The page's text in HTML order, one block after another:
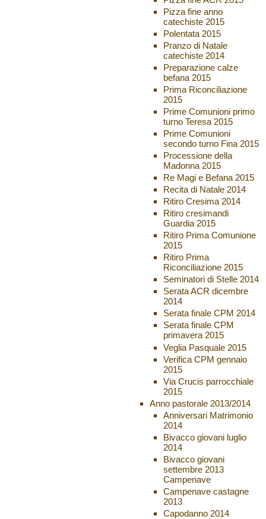
Pizza fine anno
catechiste 2015
Polentata 2015
Pranzo di Natale
catechiste 2014
Preparazione calze
befana 2015
Prima Riconciliazione
2015
Prime Comunioni primo
turno Teresa 2015
Prime Comunioni
secondo turno Fina 2015
Processione della
Madonna 2015
Re Magi e Befana 2015
Recita di Natale 2014
Ritiro Cresima 2014
Ritiro cresimandi
Guardia 2015
Ritiro Prima Comunione
2015
Ritiro Prima
Riconciliazione 2015
Seminatori di Stelle 2014
Serata ACR dicembre
2014
Serata finale CPM 2014
Serata finale CPM
primavera 2015
Veglia Pasquale 2015
Verifica CPM gennaio
2015
Via Crucis parrocchiale
2015
Anno pastorale 2013/2014
Anniversari Matrimonio
2014
Bivacco giovani luglio
2014
Bivacco giovani
settembre 2013
Campenave
Campenave castagne
2013
Capodanno 2014